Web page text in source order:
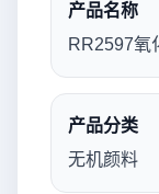
产品名称
RR2597氧
产品分类
无机颜料